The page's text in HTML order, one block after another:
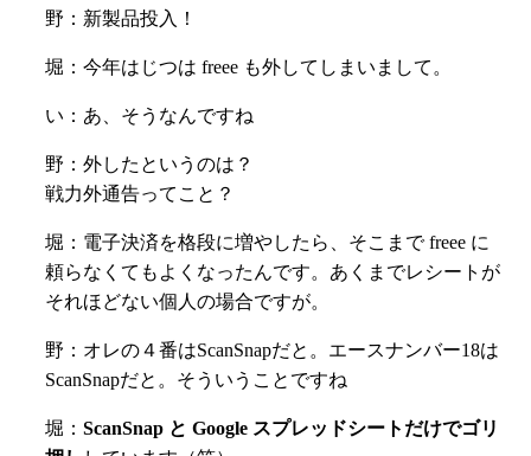
野：新製品投入！
堀：今年はじつは freee も外してしまいまして。
い：あ、そうなんですね
野：外したというのは？
戦力外通告ってこと？
堀：電子決済を格段に増やしたら、そこまで freee に
頼らなくてもよくなったんです。あくまでレシートが
それほどない個人の場合ですが。
野：オレの４番はScanSnapだと。エースナンバー18は
ScanSnapだと。そういうことですね
堀： ScanSnap と Google スプレッドシートだけでゴリ